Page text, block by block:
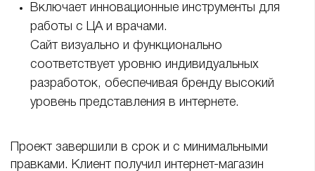
Включает инновационные инструменты для
работы с ЦА и врачами.
Сайт визуально и функционально
соответствует уровню индивидуальных
разработок, обеспечивая бренду высокий
уровень представления в интернете.
Проект завершили в срок и с минимальными
правками. Клиент получил интернет-магазин